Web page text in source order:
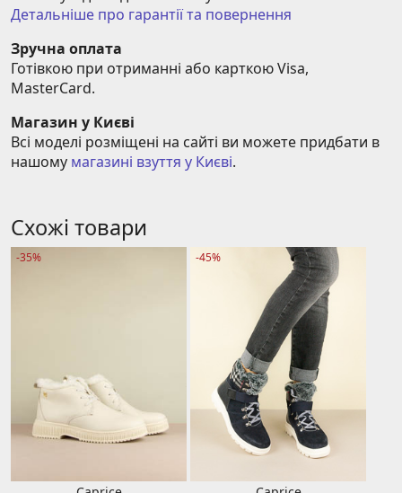
Детальніше про гарантії та повернення
Зручна оплата
Готівкою при отриманні або карткою Visa,
MasterCard.
Магазин у Києві
Всі моделі розміщені на сайті ви можете придбати в
нашому магазині взуття у Києві.
Схожі товари
-35% -45%